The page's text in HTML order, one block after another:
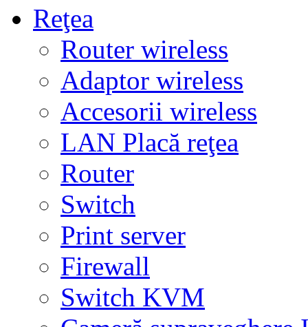
Reţea
Router wireless
Adaptor wireless
Accesorii wireless
LAN Placă reţea
Router
Switch
Print server
Firewall
Switch KVM